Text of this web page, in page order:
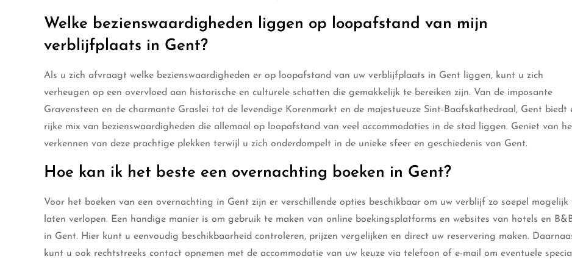
Welke bezienswaardigheden liggen op loopafstand van mijn
verblijfplaats in Gent?
Als u zich afvraagt welke bezienswaardigheden er op loopafstand van uw verblijfplaats in Gent liggen, kunt u zich
verheugen op een overvloed aan historische en culturele schatten die gemakkelijk te bereiken zijn. Van de imposante
Gravensteen en de charmante Graslei tot de levendige Korenmarkt en de majestueuze Sint-Baafskathedraal, Gent biedt
rijke mix van bezienswaardigheden die allemaal op loopafstand van veel accommodaties in de stad liggen. Geniet van
verkennen van deze prachtige plekken terwijl u zich onderdompelt in de unieke sfeer en geschiedenis van Gent.
Hoe kan ik het beste een overnachting boeken in Gent?
Voor het boeken van een overnachting in Gent zijn er verschillende opties beschikbaar om uw verblijf zo soepel mogelijk
laten verlopen. Een handige manier is om gebruik te maken van online boekingsplatforms en websites van hotels en
in Gent. Hier kunt u eenvoudig beschikbaarheid controleren, prijzen vergelijken en direct uw reservering maken.
kunt u ook rechtstreeks contact opnemen met de accommodatie van uw keuze via telefoon of e-mail om eventuele